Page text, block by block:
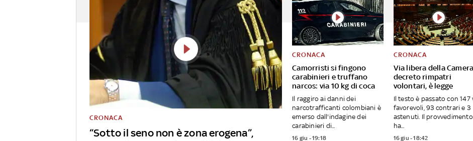
“Sotto il seno non è zona erogena”,
CRONACA
Camorristi si fingono
carabinieri e truffano
narcos: via 10 kg di coca
CRONACA
Il raggiro ai danni dei
narcotrafficanti colombiani è
emerso dall'indagine dei
carabinieri di...
16 giu - 19:18
Via libera della
decreto rimpatri
volontari, è legge
CRONACA
Il testo è passato con 147
favorevoli, 93 contrari e 3
astenuti. Il provvedimento
ha...
16 giu - 18:42